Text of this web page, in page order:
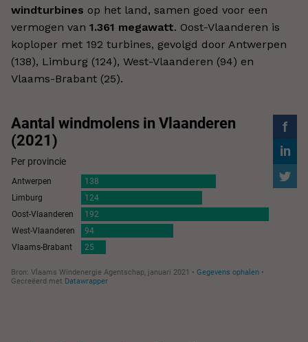
windturbines op het land, samen goed voor een
vermogen van 1.361 megawatt. Oost-Vlaanderen is
koploper met 192 turbines, gevolgd door Antwerpen
(138), Limburg (124), West-Vlaanderen (94) en
Vlaams-Brabant (25).